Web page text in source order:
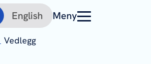
English Meny
Vedlegg